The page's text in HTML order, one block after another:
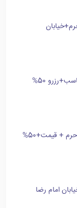
حرم+خیابان
لیست هتل های خیابان طبرسی مشهد+قیمت مناسب+رزرو 50%
لیست بهترین هتل های پنج ستاره مشهد نزدیک حرم + قیمت+50%
امام رضا